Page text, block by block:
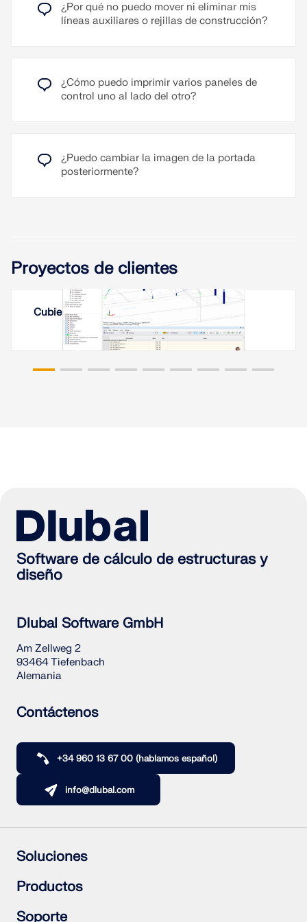
edificios vecinos o al lugar.
Leer más
¿Por qué no puedo mover ni eliminar mis
líneas auxiliares o rejillas de construcción?
¿Cómo puedo imprimir varios paneles de
control uno al lado del otro?
¿Puedo cambiar la imagen de la portada
posteriormente?
Proyectos de clientes
Cubierta con membrana en Ereván, Armenia
Software de cálculo de estructuras y
diseño
Dlubal Software GmbH
Am Zellweg 2
93464 Tiefenbach
Alemania
Contáctenos
+34 960 13 67 00 (hablamos español)
info@dlubal.com
Soluciones
Estructuras de hormigón armado
Estructuras de acero
Estructuras de madera
Productos
RFEM 6
Soporte